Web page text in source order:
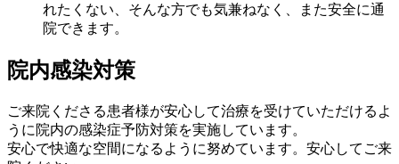
れたくない、そんな方でも気兼ねなく、また安全に通
院できます。
院内感染対策
ご来院くださる患者様が安心して治療を受けていただけるよ
うに院内の感染症予防対策を実施しています。
安心で快適な空間になるように努めています。安心してご来